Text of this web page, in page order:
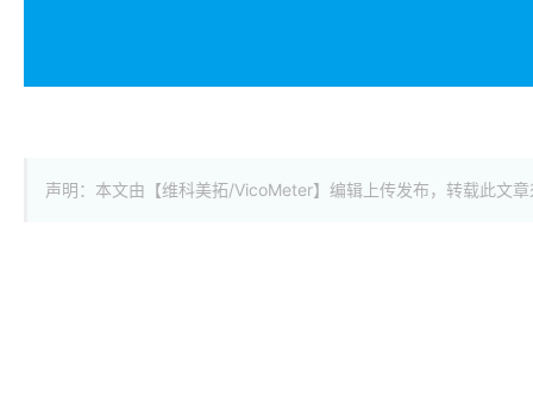
声明：本文由【维科美拓/VicoMeter】编辑上传发布，转载此文